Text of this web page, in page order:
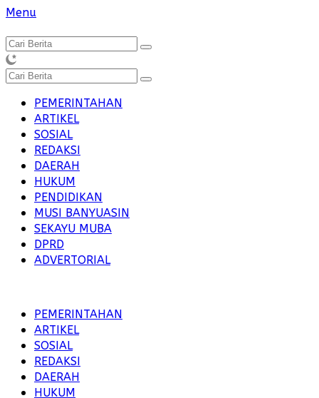
Langsung
konten
Menu
PEMERINTAHAN
ARTIKEL
SOSIAL
REDAKSI
DAERAH
HUKUM
PENDIDIKAN
MUSI BANYUASIN
SEKAYU MUBA
DPRD
ADVERTORIAL
PEMERINTAHAN
ARTIKEL
SOSIAL
REDAKSI
DAERAH
HUKUM